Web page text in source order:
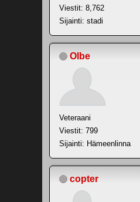
Viestit: 8,762
Sijainti: stadi
Olbe
Veteraani
Viestit: 799
Sijainti: Hämeenlinna
copter